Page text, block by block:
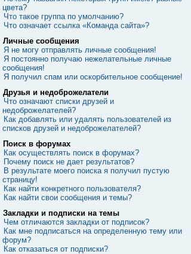
цвета?
Что такое группа по умолчанию?
Что означает ссылка «Команда сайта»?
Личные сообщения
Я не могу отправлять личные сообщения!
Я постоянно получаю нежелательные личные
сообщения!
Я получил спам или оскорбительное сообщение!
Друзья и недоброжелатели
Что означают списки друзей и
недоброжелателей?
Как добавлять или удалять пользователей из
списков друзей и недоброжелателей?
Поиск в форумах
Как осуществлять поиск в форумах?
Почему поиск не дает результатов?
В результате моего поиска я получил пустую
страницу!
Как найти конкретного пользователя?
Как найти свои сообщения и темы?
Закладки и подписки на темы
Чем отличаются закладки от подписок?
Как мне подписаться на определенную тему или
форум?
Как отказаться от подписки?